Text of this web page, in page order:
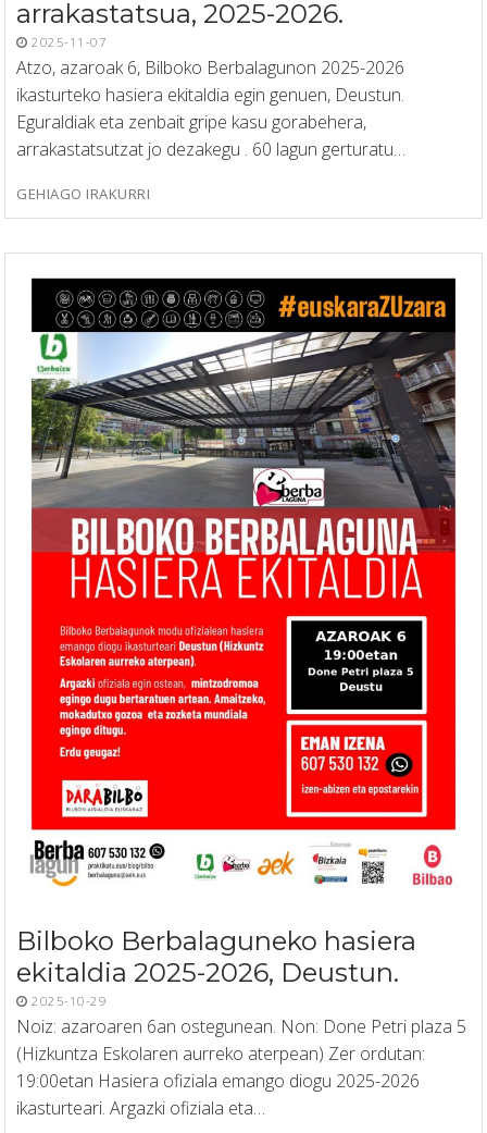
arrakastatsua, 2025-2026.
2025-11-07
Atzo, azaroak 6, Bilboko Berbalagunon 2025-2026
ikasturteko hasiera ekitaldia egin genuen, Deustun.
Eguraldiak eta zenbait gripe kasu gorabehera,
arrakastatsutzat jo dezakegu . 60 lagun gerturatu…
GEHIAGO IRAKURRI
Bilboko Berbalaguneko hasiera
ekitaldia 2025-2026, Deustun.
2025-10-29
Noiz: azaroaren 6an ostegunean. Non: Done Petri plaza 5
(Hizkuntza Eskolaren aurreko aterpean) Zer ordutan:
19:00etan Hasiera ofiziala emango diogu 2025-2026
ikasturteari. Argazki ofiziala eta…